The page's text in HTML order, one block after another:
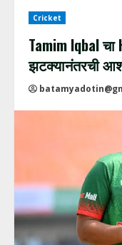
Cricket
Tamim Iqbal चा
झटक्यानंतरची